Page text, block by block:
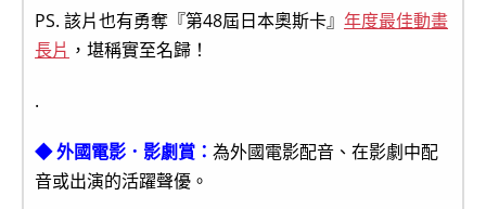
PS. 該片也有勇奪『第48屆日本奧斯卡』 年度最佳動畫
長片 ，堪稱實至名歸！
.
◆ 外國電影．影劇賞： 為外國電影配音、在影劇中配
音或出演的活躍聲優。